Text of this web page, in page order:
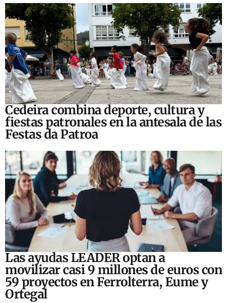
Cedeira combina deporte, cultura y
fiestas patronales en la antesala de las
Festas da Patroa
Las ayudas LEADER optan a
movilizar casi 9 millones de euros con
59 proyectos en Ferrolterra, Eume y
Ortegal